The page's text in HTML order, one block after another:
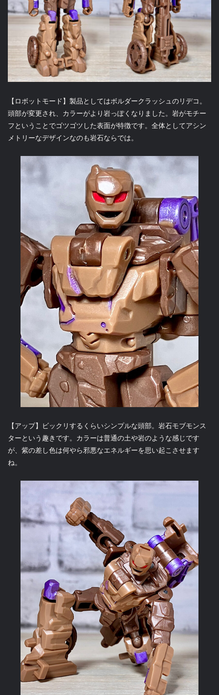
【ロボットモード】製品としてはボルダークラッシュのリデコ。
頭部が変更され、カラーがより岩っぽくなりました。岩がモチー
フということでゴツゴツした表面が特徴です。全体としてアシン
メトリーなデザインなのも岩石ならでは。
【アップ】ビックリするくらいシンプルな頭部。岩石モブモンス
ターという趣きです。カラーは普通の土や岩のような感じです
が、紫の差し色は何やら邪悪なエネルギーを思い起こさせます
ね。